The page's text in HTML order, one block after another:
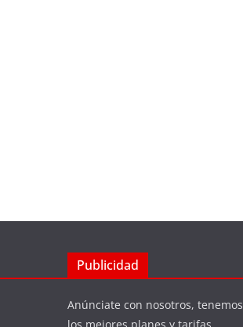
Publicidad
Anúnciate con nosotros, tenemos